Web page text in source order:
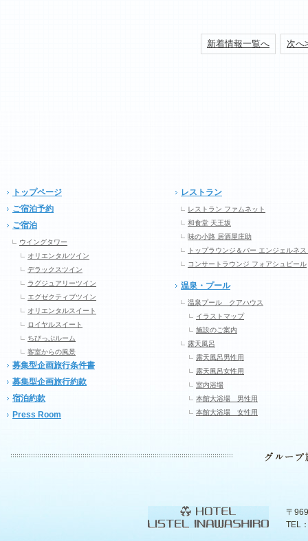
新着情報一覧へ 次へ
トップページ
ご宿泊予約
ご宿泊
ウイングタワー
オリエンタルツイン
デラックスツイン
ラグジュアリーツイン
エグゼクティブツイン
オリエンタルスイート
ロイヤルスイート
ちびっぷルーム
客室からの風景
募集型企画旅行条件書
募集型企画旅行約款
宿泊約款
Press Room
レストラン
レストラン ファムネット
和食堂 天王坂
味の小路 居酒屋庄助
トップラウンジ＆バー エンジェルネス
コンサートラウンジ フォアシュピール
温泉・プール
温泉プール クアハウス
イラストマップ
施設のご案内
露天風呂
露天風呂男性用
露天風呂女性用
室内浴場
本館大浴場 男性用
本館大浴場 女性用
〒
TEL